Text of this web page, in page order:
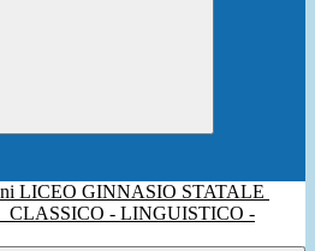
LICEO GINNASIO STATALE
CLASSICO - LINGUISTICO -